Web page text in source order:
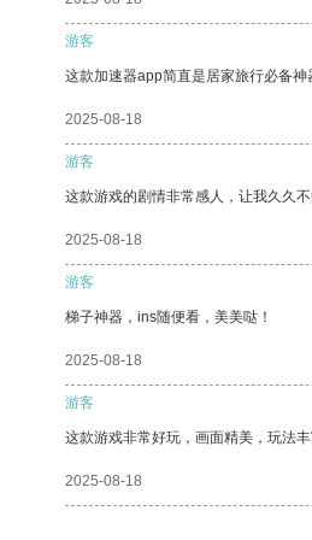
游客
这款加速器app简直是居家旅行必备
2025-08-18
游客
这款游戏的剧情非常感人，让我久久不
2025-08-18
游客
梯子神器，ins随便看，美美哒！
2025-08-18
游客
这款游戏非常好玩，画面精美，玩法
2025-08-18